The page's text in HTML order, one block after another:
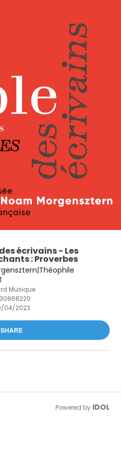
écrivains - Les
: Proverbes
Musique
04/2023
SHARE
Powered by IDOL